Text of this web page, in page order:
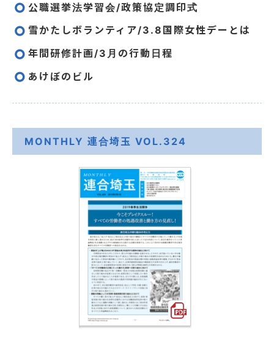
公職選挙法学習会/政策協定調印式
雪かたしボランティア/3.8国際女性デーとは
年間研修計画/3月の行動日程
あけぼのビル
MONTHLY 連合埼玉 VOL.324